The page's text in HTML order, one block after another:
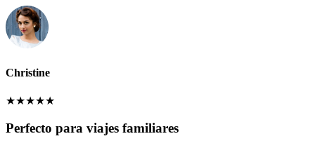
Christine
★★★★★
Perfecto para viajes familiares